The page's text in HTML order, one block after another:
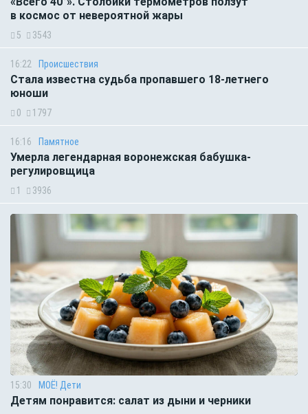
в космос от невероятной жары
5 3543
16:22 Происшествия
Стала известна судьба пропавшего 18-летнего
юноши
0 1797
16:16 Памятное
Умерла легендарная воронежская бабушка-
регулировщица
1 3936
15:30 МОЁ! Дети
Детям понравится: салат из дыни и черники